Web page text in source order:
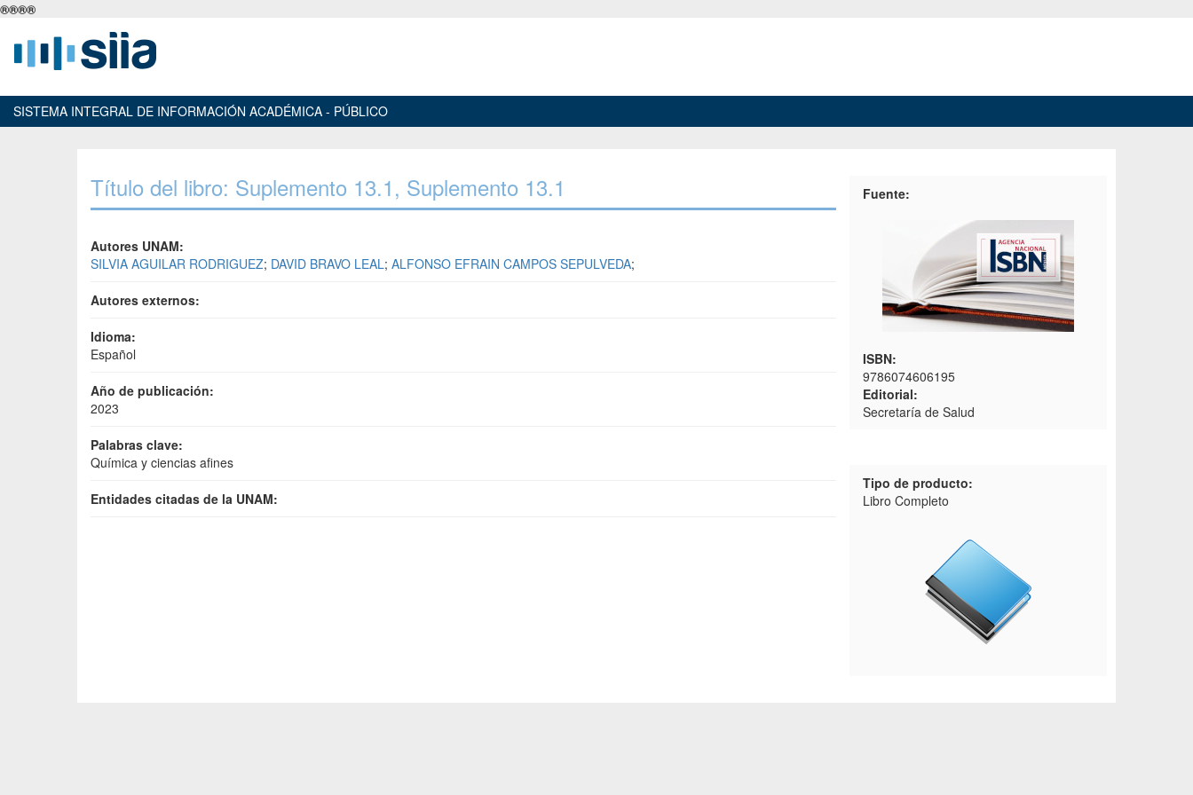
®®®®
SISTEMA INTEGRAL DE INFORMACIÓN ACADÉMICA - PÚBLICO
Título del libro: Suplemento 13.1, Suplemento 13.1
Autores UNAM:
SILVIA AGUILAR RODRIGUEZ; DAVID BRAVO LEAL; ALFONSO EFRAIN CAMPOS SEPULVEDA;
Autores externos:
Idioma:
Español
Año de publicación:
2023
Palabras clave:
Química y ciencias afines
Entidades citadas de la UNAM:
Fuente:
ISBN:
9786074606195
Editorial:
Secretaría de Salud
Tipo de producto:
Libro Completo